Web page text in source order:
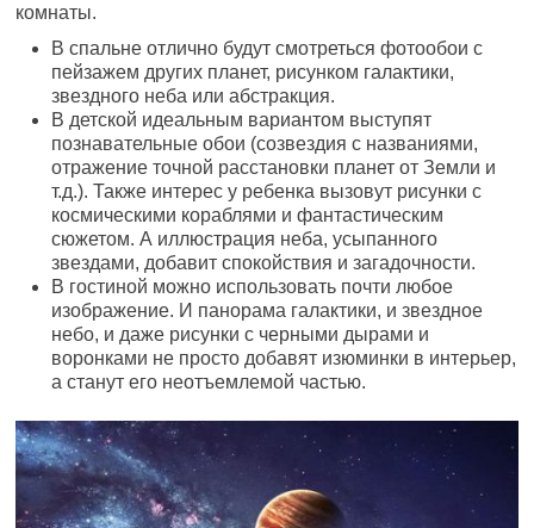
комнаты.
В спальне отлично будут смотреться фотообои с
пейзажем других планет, рисунком галактики,
звездного неба или абстракция.
В детской идеальным вариантом выступят
познавательные обои (созвездия с названиями,
отражение точной расстановки планет от Земли и
т.д.). Также интерес у ребенка вызовут рисунки с
космическими кораблями и фантастическим
сюжетом. А иллюстрация неба, усыпанного
звездами, добавит спокойствия и загадочности.
В гостиной можно использовать почти любое
изображение. И панорама галактики, и звездное
небо, и даже рисунки с черными дырами и
воронками не просто добавят изюминки в интерьер,
а станут его неотъемлемой частью.